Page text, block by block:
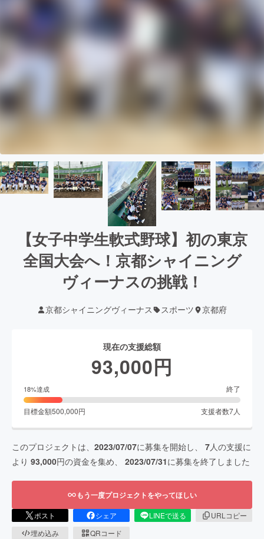
【女子中学生軟式野球】初の東京
全国大会へ！京都シャイニング
ヴィーナスの挑戦！
京都シャイニングヴィーナス スポーツ 京都府
現在の支援総額
93,000円
18%達成 終了
目標金額500,000円 支援者数7人
このプロジェクトは、 2023/07/07に募集を開始し、 7人の支援に
より 93,000円の資金を集め、 2023/07/31に募集を終了しました
もう一度プロジェクトをやってほしい
ポスト シェア LINEで送る
URLコピー
埋め込み
QRコード